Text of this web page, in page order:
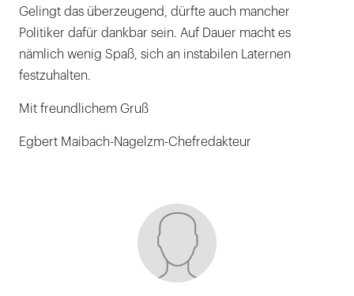
Gelingt das überzeugend, dürfte auch mancher
Politiker dafür dankbar sein. Auf Dauer macht es
nämlich wenig Spaß, sich an instabilen Laternen
festzuhalten.
Mit freundlichem Gruß
Egbert Maibach-Nagelzm-Chefredakteur